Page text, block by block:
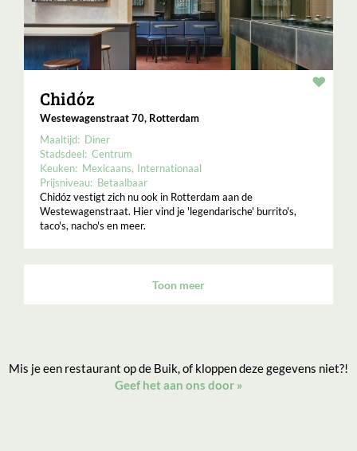
Chidóz
Westewagenstraat 70, Rotterdam
Maaltijd: Diner
Stadsdeel: Centrum
Keuken: Mexicaans Internationaal
Prijsniveau: Betaalbaar
Chidóz vestigt zich nu ook in Rotterdam aan de
Westewagenstraat. Hier vind je 'legendarische' burrito's,
taco's, nacho's en meer.
Toon meer
Mis je een restaurant op de Buik, of kloppen deze gegevens niet?!
Geef het aan ons door »